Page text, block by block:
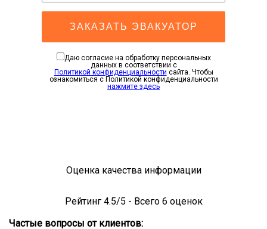
ЗАКАЗАТЬ ЭВАКУАТОР
Даю согласие на обработку персональных
данных в соответствии с
Политикой конфиденциальности сайта. Чтобы
ознакомиться с Политикой конфиденциальности
нажмите здесь
Оценка качества информации
Рейтинг 4.5/5 - Всего 6 оценок
Частые вопросы от клиентов: